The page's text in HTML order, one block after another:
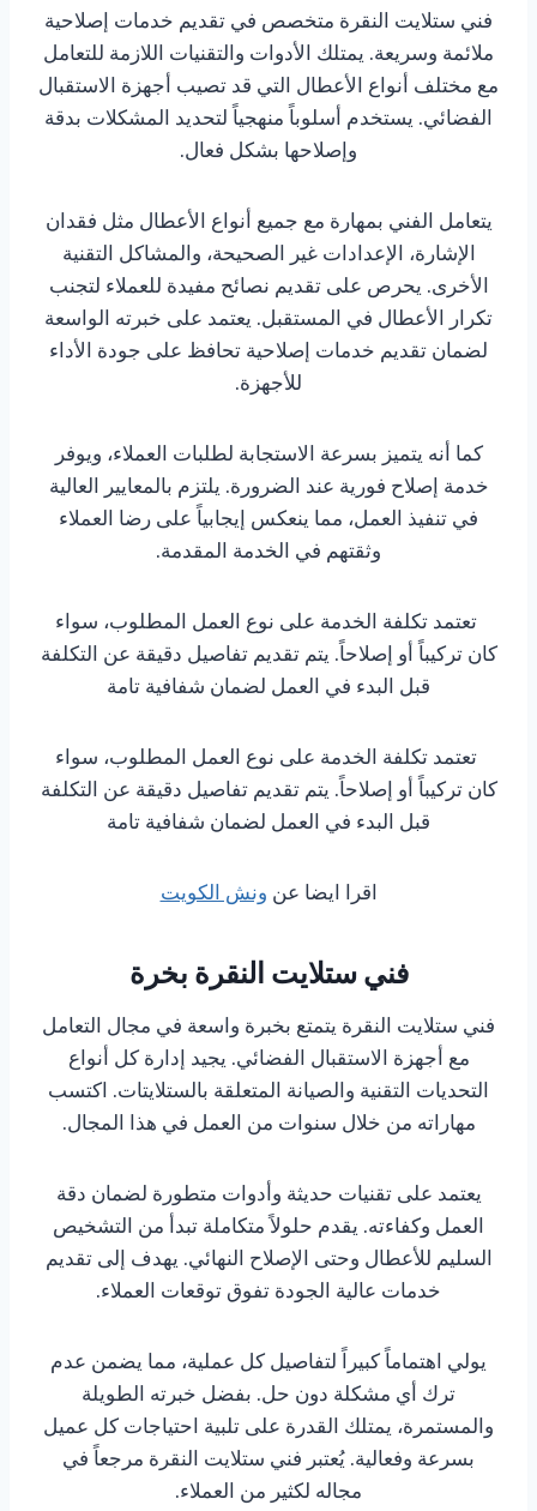
فني ستلايت النقرة متخصص في تقديم خدمات إصلاحية
ملائمة وسريعة. يمتلك الأدوات والتقنيات اللازمة للتعامل
مع مختلف أنواع الأعطال التي قد تصيب أجهزة الاستقبال
الفضائي. يستخدم أسلوباً منهجياً لتحديد المشكلات بدقة
وإصلاحها بشكل فعال.
يتعامل الفني بمهارة مع جميع أنواع الأعطال مثل فقدان
الإشارة، الإعدادات غير الصحيحة، والمشاكل التقنية
الأخرى. يحرص على تقديم نصائح مفيدة للعملاء لتجنب
تكرار الأعطال في المستقبل. يعتمد على خبرته الواسعة
لضمان تقديم خدمات إصلاحية تحافظ على جودة الأداء
للأجهزة.
كما أنه يتميز بسرعة الاستجابة لطلبات العملاء، ويوفر
خدمة إصلاح فورية عند الضرورة. يلتزم بالمعايير العالية
في تنفيذ العمل، مما ينعكس إيجابياً على رضا العملاء
وثقتهم في الخدمة المقدمة.
تعتمد تكلفة الخدمة على نوع العمل المطلوب، سواء
كان تركيباً أو إصلاحاً. يتم تقديم تفاصيل دقيقة عن التكلفة
قبل البدء في العمل لضمان شفافية تامة
تعتمد تكلفة الخدمة على نوع العمل المطلوب، سواء
كان تركيباً أو إصلاحاً. يتم تقديم تفاصيل دقيقة عن التكلفة
قبل البدء في العمل لضمان شفافية تامة
اقرا ايضا عنونش الكويت
فني ستلايت النقرة بخرة
فني ستلايت النقرة يتمتع بخبرة واسعة في مجال التعامل
مع أجهزة الاستقبال الفضائي. يجيد إدارة كل أنواع
التحديات التقنية والصيانة المتعلقة بالستلايتات. اكتسب
مهاراته من خلال سنوات من العمل في هذا المجال.
يعتمد على تقنيات حديثة وأدوات متطورة لضمان دقة
العمل وكفاءته. يقدم حلولاً متكاملة تبدأ من التشخيص
السليم للأعطال وحتى الإصلاح النهائي. يهدف إلى تقديم
خدمات عالية الجودة تفوق توقعات العملاء.
يولي اهتماماً كبيراً لتفاصيل كل عملية، مما يضمن عدم
ترك أي مشكلة دون حل. بفضل خبرته الطويلة
والمستمرة، يمتلك القدرة على تلبية احتياجات كل عميل
بسرعة وفعالية. يُعتبر فني ستلايت النقرة مرجعاً في
مجاله لكثير من العملاء.